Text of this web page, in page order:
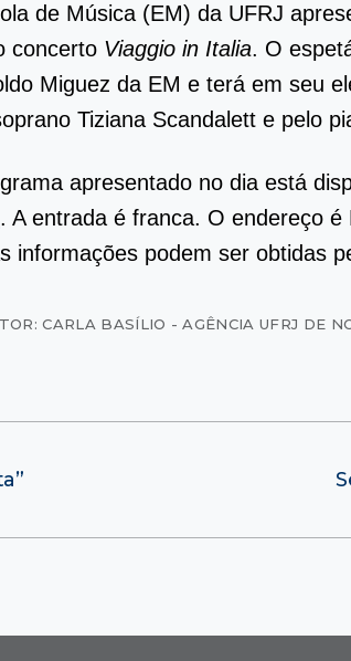
de Música (EM) da UFRJ
concerto Viaggio in Italia. O
Miguez da EM e terá em seu
Tiziana Scandalett e pelo
apresentado no dia está
. A entrada é franca. O endereço
informações podem ser obtidas
CARLA BASÍLIO - AGÊNCIA UFRJ DE